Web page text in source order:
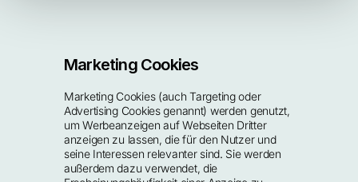
Marketing Cookies
Marketing Cookies (auch Targeting oder
Advertising Cookies genannt) werden genutzt,
um Werbeanzeigen auf Webseiten Dritter
anzeigen zu lassen, die für den Nutzer und
seine Interessen relevanter sind. Sie werden
außerdem dazu verwendet, die